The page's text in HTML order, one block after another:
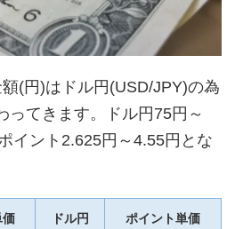
(円)はドル円(USD/JPY)の為
ってきます。ドル円75円～
イント2.625円～4.55円とな
価 ドル円 ポイント単価